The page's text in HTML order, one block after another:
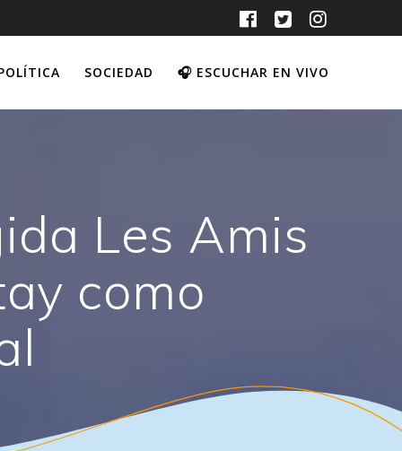
SOCIEDAD 🎧 ESCUCHAR EN VIVO
Les Amis
como